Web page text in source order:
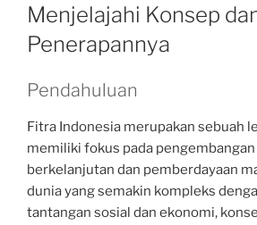
Menjelajahi Konsep
Penerapannya
Pendahuluan
Fitra Indonesia merupakan sebuah
memiliki fokus pada
berkelanjutan dan pemberdayaan
dunia yang semakin kompleks
tantangan sosial dan ekonomi,